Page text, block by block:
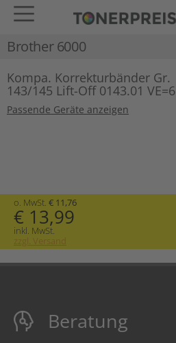
Brother 6000
Kompa. Korrekturbänder Gr.
143/145 Lift-Off 0143.01 VE=6
Passende Geräte anzeigen
o. MwSt. € 11,76
€ 13,99
inkl. MwSt.
zzgl. Versand
Beratung